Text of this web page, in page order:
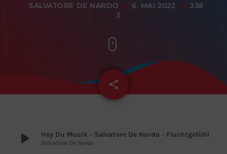
SALVATORE DE NARDO today 6. MAI 2022
338
3
share
email
play_arrow Hey Du Musik - Salvatore De Nardo - Fluchtgefühl
Salvatore De Nardo